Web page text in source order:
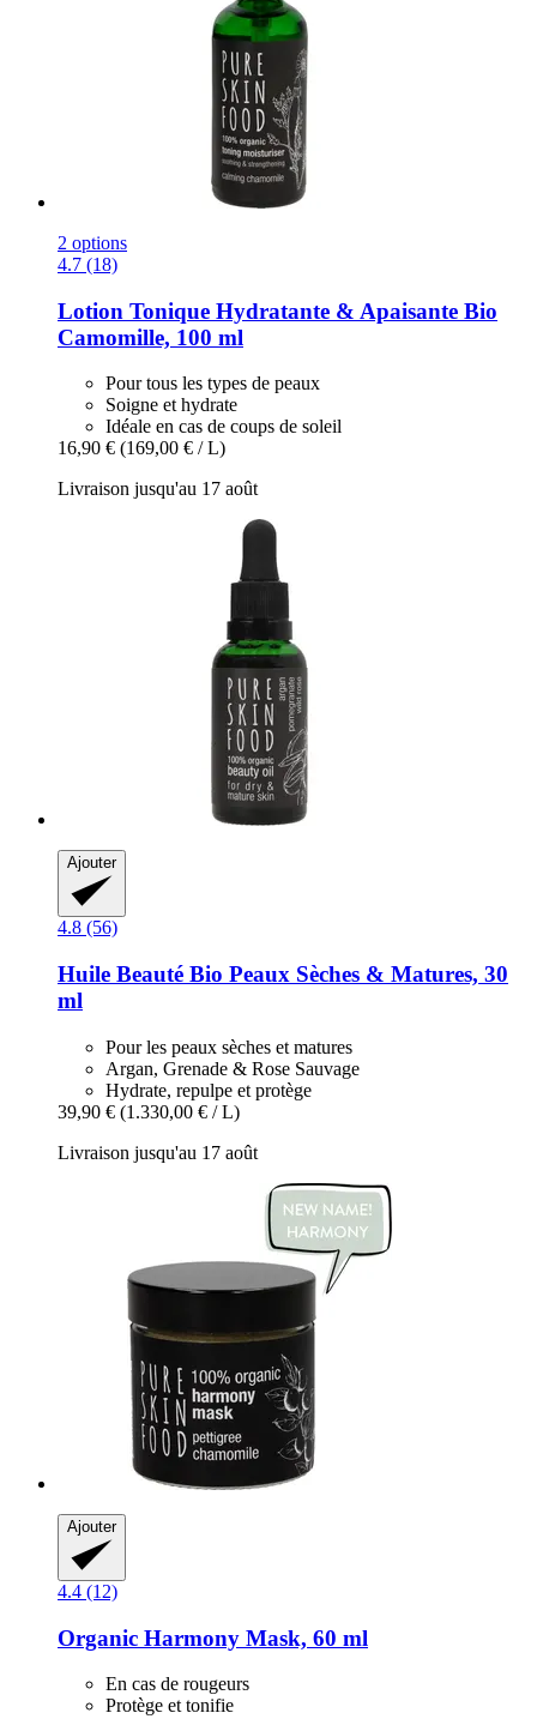
2 options
4.7 (18)
Lotion Tonique Hydratante & Apaisante Bio
Camomille, 100 ml
Pour tous les types de peaux
Soigne et hydrate
Idéale en cas de coups de soleil
16,90 € (169,00 € / L)
Livraison jusqu'au 17 août
Ajouter
4.8 (56)
Huile Beauté Bio Peaux Sèches & Matures, 30
ml
Pour les peaux sèches et matures
Argan, Grenade & Rose Sauvage
Hydrate, repulpe et protège
39,90 € (1.330,00 € / L)
Livraison jusqu'au 17 août
Ajouter
4.4 (12)
Organic Harmony Mask, 60 ml
En cas de rougeurs
Protège et tonifie